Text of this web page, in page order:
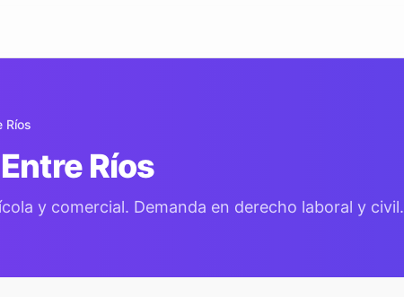
Ríos
Ríos
y comercial. Demanda en derecho laboral y civil.